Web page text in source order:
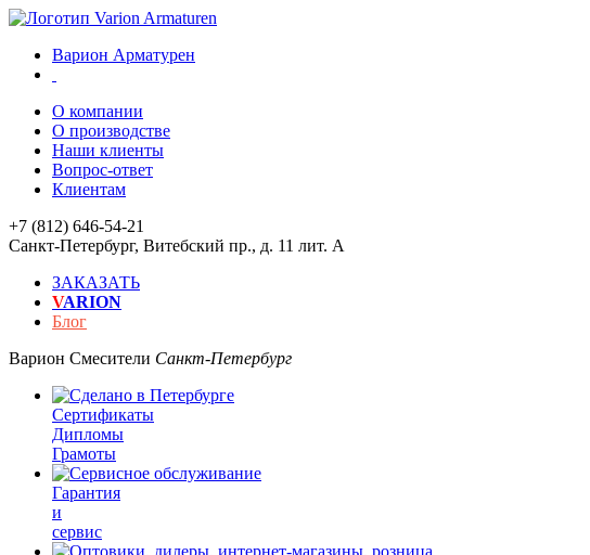
Варион Арматурен
О компании
О производстве
Наши клиенты
Вопрос-ответ
Клиентам
+7 (812) 646-54-21
Санкт-Петербург, Витебский пр., д. 11 лит. А
ЗАКАЗАТЬ
VARION
Блог
Варион Смесители Санкт-Петербург
Сертификаты
Дипломы
Грамоты
Гарантия
и
сервис